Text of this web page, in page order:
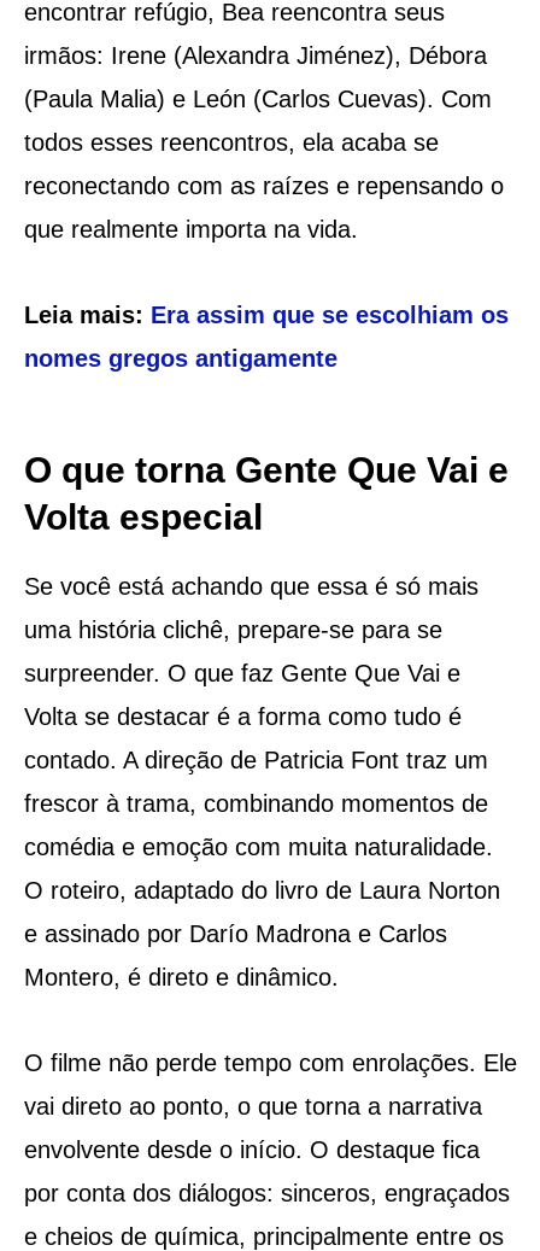
encontrar refúgio, Bea reencontra seus
irmãos: Irene (Alexandra Jiménez), Débora
(Paula Malia) e León (Carlos Cuevas). Com
todos esses reencontros, ela acaba se
reconectando com as raízes e repensando o
que realmente importa na vida.
Leia mais: Era assim que se escolhiam os
nomes gregos antigamente
O que torna Gente Que Vai e
Volta especial
Se você está achando que essa é só mais
uma história clichê, prepare-se para se
surpreender. O que faz Gente Que Vai e
Volta se destacar é a forma como tudo é
contado. A direção de Patricia Font traz um
frescor à trama, combinando momentos de
comédia e emoção com muita naturalidade.
O roteiro, adaptado do livro de Laura Norton
e assinado por Darío Madrona e Carlos
Montero, é direto e dinâmico.
O filme não perde tempo com enrolações. Ele
vai direto ao ponto, o que torna a narrativa
envolvente desde o início. O destaque fica
por conta dos diálogos: sinceros, engraçados
e cheios de química, principalmente entre os